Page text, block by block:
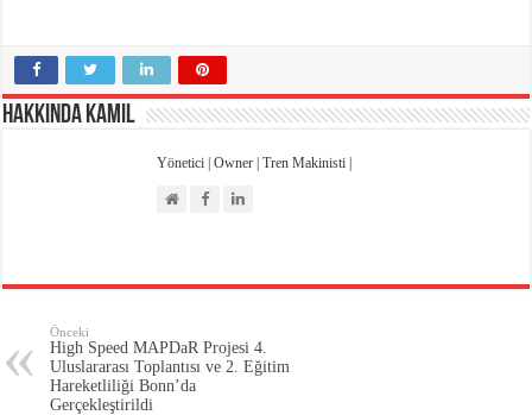
Hakkında Kamil
Yönetici | Owner | Tren Makinisti |
Önceki
High Speed MAPDaR Projesi 4.
Uluslararası Toplantısı ve 2. Eğitim
Hareketliliği Bonn’da
Gerçekleştirildi